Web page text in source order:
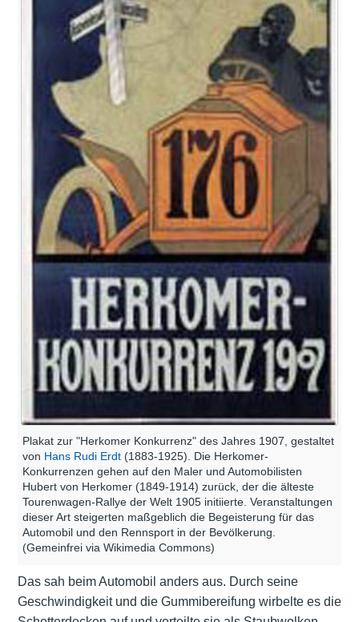
Plakat zur "Herkomer Konkurrenz" des Jahres 1907, gestaltet
von Hans Rudi Erdt (1883-1925). Die Herkomer-
Konkurrenzen gehen auf den Maler und Automobilisten
Hubert von Herkomer (1849-1914) zurück, der die älteste
Tourenwagen-Rallye der Welt 1905 initiierte. Veranstaltungen
dieser Art steigerten maßgeblich die Begeisterung für das
Automobil und den Rennsport in der Bevölkerung.
(Gemeinfrei via Wikimedia Commons)
Das sah beim Automobil anders aus. Durch seine
Geschwindigkeit und die Gummibereifung wirbelte es die